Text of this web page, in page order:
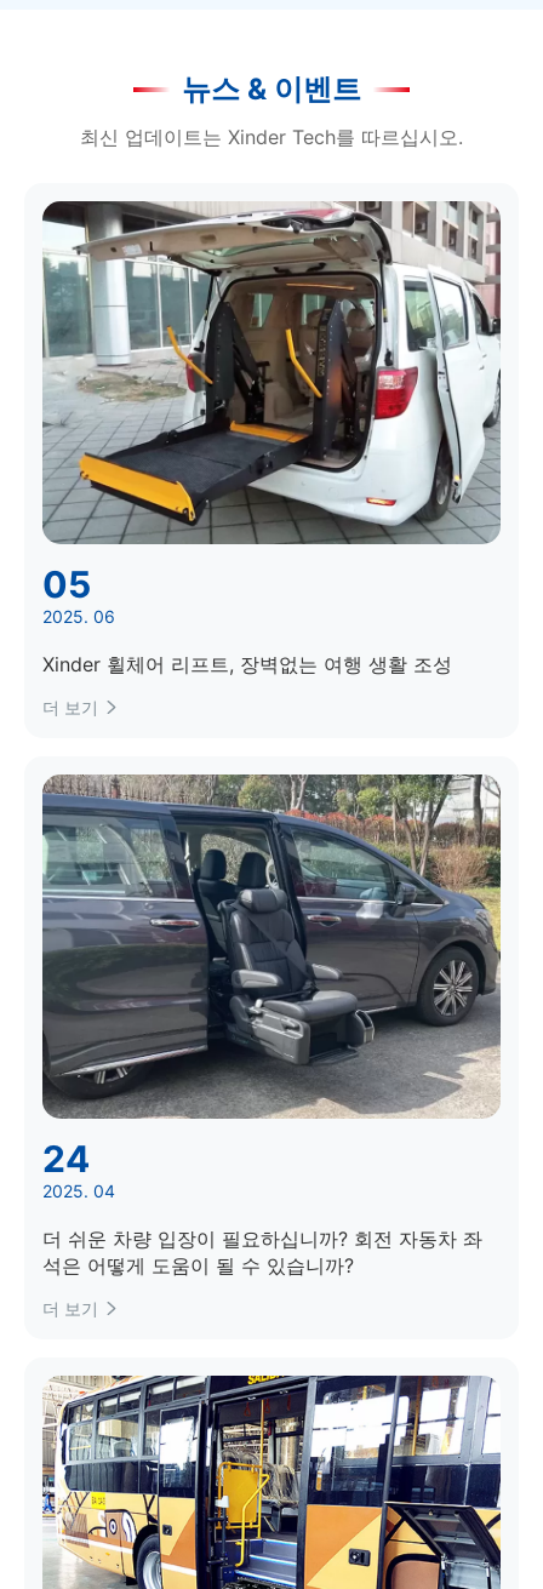
뉴스 & 이벤트
최신 업데이트는 Xinder Tech를 따르십시오.
05
2025. 06
Xinder 휠체어 리프트, 장벽없는 여행 생활 조성
더 보기 
24
2025. 04
더 쉬운 차량 입장이 필요하십니까? 회전 자동차 좌
석은 어떻게 도움이 될 수 있습니까?
더 보기 